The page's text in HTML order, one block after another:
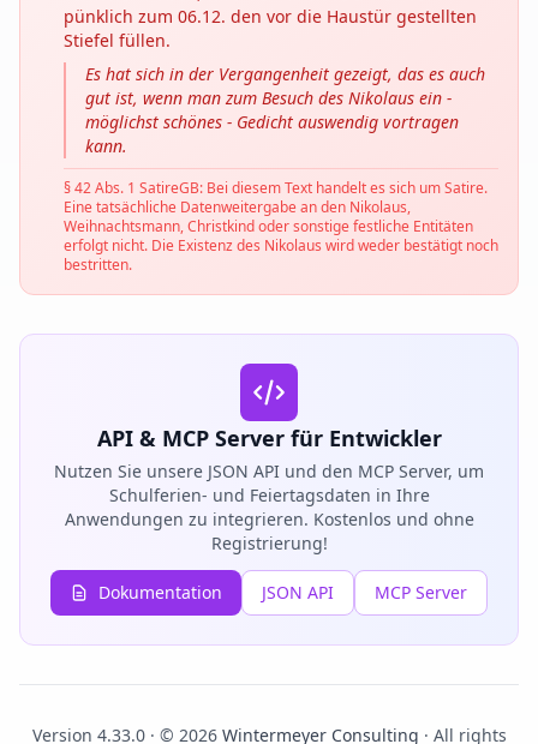
pünklich zum 06.12. den vor die Haustür gestellten
Stiefel füllen.
Es hat sich in der Vergangenheit gezeigt, das es auch
gut ist, wenn man zum Besuch des Nikolaus ein -
möglichst schönes - Gedicht auswendig vortragen
kann.
§ 42 Abs. 1 SatireGB: Bei diesem Text handelt es sich um Satire.
Eine tatsächliche Datenweitergabe an den Nikolaus,
Weihnachtsmann, Christkind oder sonstige festliche Entitäten
erfolgt nicht. Die Existenz des Nikolaus wird weder bestätigt noch
bestritten.
API & MCP Server für Entwickler
Nutzen Sie unsere JSON API und den MCP Server, um
Schulferien- und Feiertagsdaten in Ihre
Anwendungen zu integrieren. Kostenlos und ohne
Registrierung!
Dokumentation JSON API MCP Server
Version 4.33.0 · © 2026 Wintermeyer Consulting · All rights